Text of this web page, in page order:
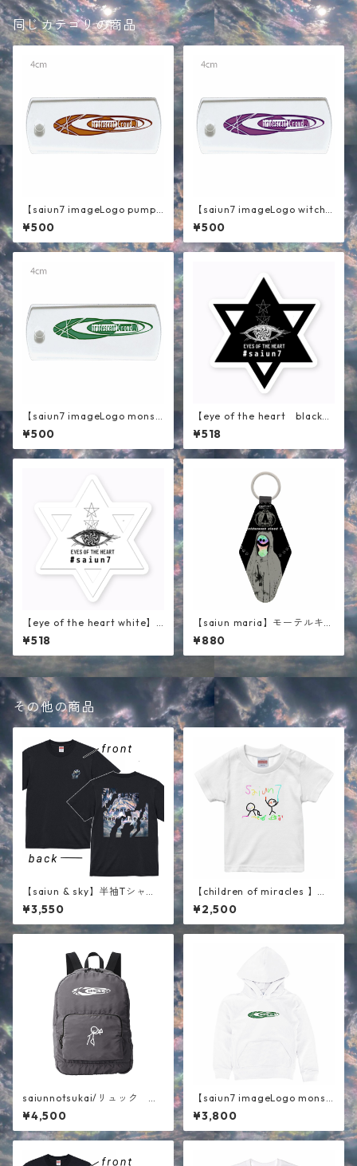
同じカテゴリの商品
【saiun7 imageLogo pumpk
in】キーホルダー
¥500
【saiun7 imageLogo witch
】キーホルダー
¥500
【saiun7 imageLogo monst
er 】キーホルダー
¥500
【eye of the heart black】
ステッカー
¥518
【eye of the heart white】
ステッカー
¥518
【saiun maria】モーテルキー
ホルダー
¥880
その他の商品
【saiun & sky】半袖Tシャ
ツ ブラック
¥3,550
【children of miracles 】キ
ッズ半袖Tシャツ ホワイト
¥2,500
saiunnotsukai/リュック グ
レー
¥4,500
【saiun7 imageLogo monst
er 】キッズパーカー ホワイ
ト
¥3,800